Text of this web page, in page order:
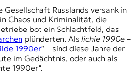
Gesellschaft Russlands versank in
Chaos und Kriminalität, die
bot ein Schlachtfeld, das
plünderten. Als lichie 1990e–
1990er“ – sind diese Jahre der
im Gedächtnis, oder auch als
1990er“.